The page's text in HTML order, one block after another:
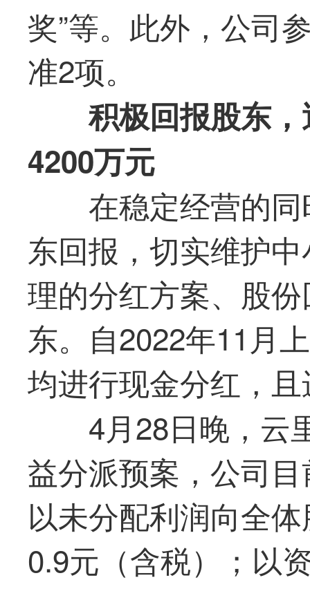
奖”等。此外，公司
准2项。
积极回报股东
4200万元
在稳定经营的
东回报，切实维护
理的分红方案、股
东。自2022年11月
均进行现金分红，
4月28日晚， 云
益分派预案，公司
以未分配利润向全
0.9元（含税）；以